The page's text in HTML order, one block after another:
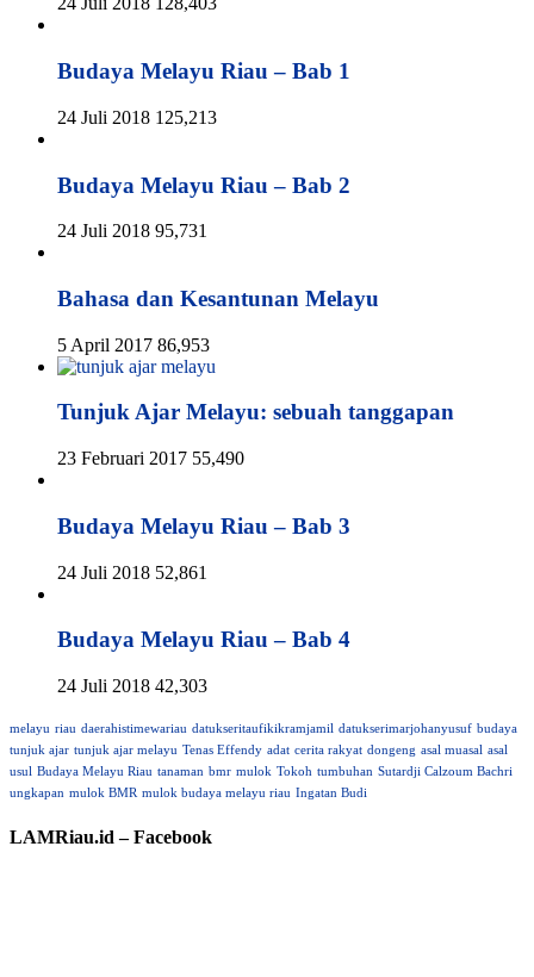
Budaya Melayu Riau – Bab 1
24 Juli 2018 125,213
Budaya Melayu Riau – Bab 2
24 Juli 2018 95,731
Bahasa dan Kesantunan Melayu
5 April 2017 86,953
Tunjuk Ajar Melayu: sebuah tanggapan
23 Februari 2017 55,490
Budaya Melayu Riau – Bab 3
24 Juli 2018 52,861
Budaya Melayu Riau – Bab 4
24 Juli 2018 42,303
melayu riau daerahistimewariau datukseritaufikikramjamil datukserimarjohanyusuf budaya
tunjuk ajar tunjuk ajar melayu Tenas Effendy adat cerita rakyat dongeng asal muasal asal
usul Budaya Melayu Riau tanaman bmr mulok Tokoh tumbuhan Sutardji Calzoum Bachri
ungkapan mulok BMR mulok budaya melayu riau Ingatan Budi
LAMRiau.id – Facebook